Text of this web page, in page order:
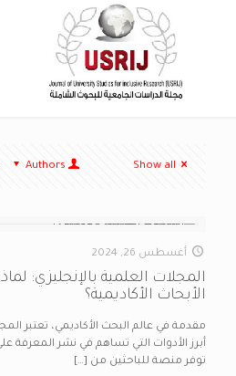
Authors Show all
أغسطس 26, 2024
المجلات العلمية بالإنجليزي:
الأبحاث الأكاديمية؟
مقدمة في عالم البحث الأكاديمي، تعتبر
أبرز الأدوات التي تساهم في نشر
توفر منصة للباحثين من […]